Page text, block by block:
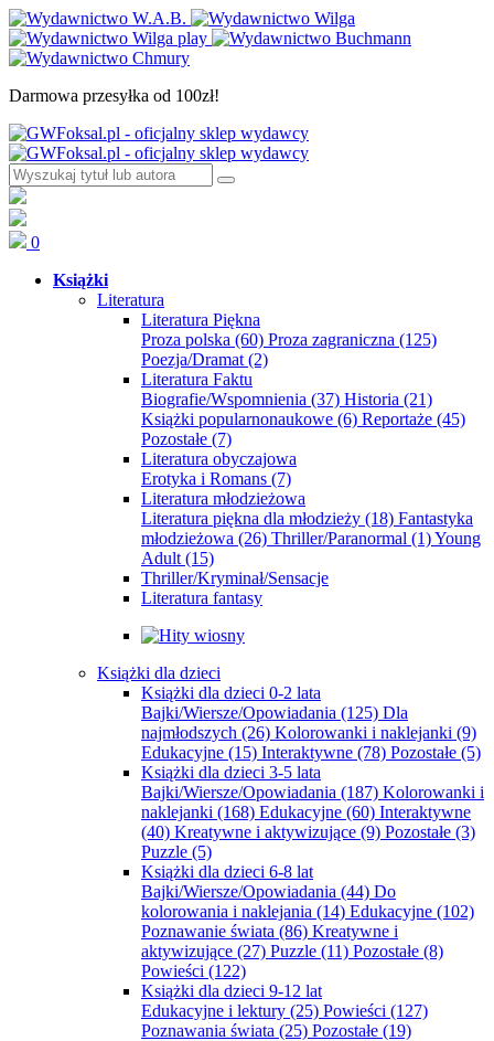
Darmowa przesyłka od 100zł!
0
Książki
Literatura
Literatura Piękna
Proza polska (60) Proza zagraniczna (125)
Poezja/Dramat (2)
Literatura Faktu
Biografie/Wspomnienia (37) Historia (21)
Książki popularnonaukowe (6) Reportaże (45)
Pozostałe (7)
Literatura obyczajowa
Erotyka i Romans (7)
Literatura młodzieżowa
Literatura piękna dla młodzieży (18) Fantastyka
młodzieżowa (26) Thriller/Paranormal (1)Young
Adult (15)
Thriller/Kryminał/Sensacje
Literatura fantasy
Książki dla dzieci
Książki dla dzieci 0-2 lata
Bajki/Wiersze/Opowiadania (125) Dla
najmłodszych (26) Kolorowanki i naklejanki (9)
Edukacyjne (15) Interaktywne (78) Pozostałe (5)
Książki dla dzieci 3-5 lata
Bajki/Wiersze/Opowiadania (187) Kolorowanki i
naklejanki (168) Edukacyjne (60) Interaktywne
(40) Kreatywne i aktywizujące (9) Pozostałe (3)
Puzzle (5)
Książki dla dzieci 6-8 lat
Bajki/Wiersze/Opowiadania (44) Do
kolorowania i naklejania (14) Edukacyjne (102)
Poznawanie świata (86) Kreatywne i
aktywizujące (27) Puzzle (11) Pozostałe (8)
Powieści (122)
Książki dla dzieci 9-12 lat
Edukacyjne i lektury (25) Powieści (127)
Poznawania świata (25) Pozostałe (19)